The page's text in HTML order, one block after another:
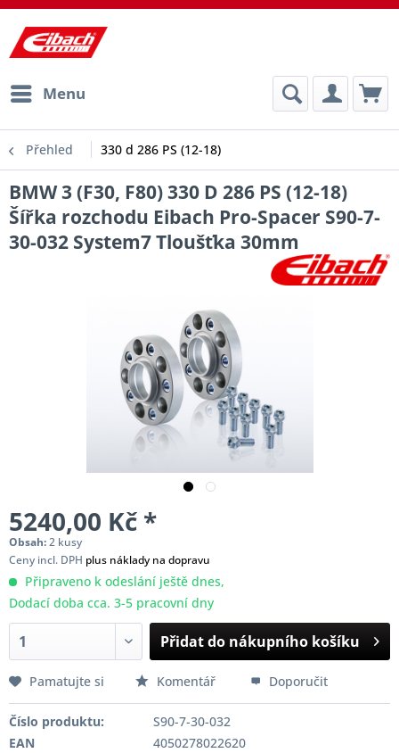
Menu
Přehled 330 d 286 PS (12-18)
BMW 3 (F30, F80) 330 D 286 PS (12-18)
Šířka rozchodu Eibach Pro-Spacer S90-7-
30-032 System7 Tloušťka 30mm
5240,00 Kč *
Obsah:2 kusy
Ceny incl. DPH plus náklady na dopravu
Připraveno k odeslání ještě dnes,
Dodací doba cca. 3-5 pracovní dny
Přidat do nákupního košíku
Pamatujte si Komentář Doporučit
Číslo produktu:
S90-7-30-032
EAN
4050278022620